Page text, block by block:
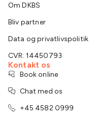
Om DKBS
Bliv partner
Data og privatlivspolitik
CVR: 14450793
Kontakt os
Book online
Chat med os
+45 4582 0999